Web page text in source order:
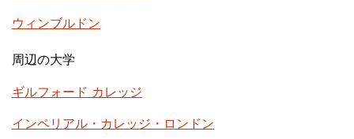
ウィンブルドン
周辺の大学
ギルフォード カレッジ
インペリアル・カレッジ・ロンドン